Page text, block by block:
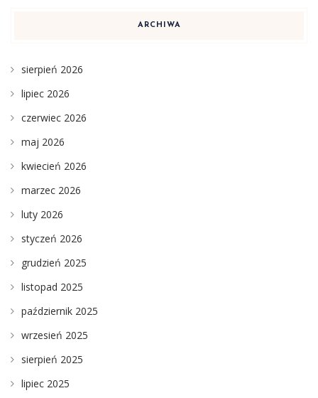
ARCHIWA
sierpień 2026
lipiec 2026
czerwiec 2026
maj 2026
kwiecień 2026
marzec 2026
luty 2026
styczeń 2026
grudzień 2025
listopad 2025
październik 2025
wrzesień 2025
sierpień 2025
lipiec 2025